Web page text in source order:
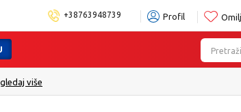
+38763948739 Profil
više